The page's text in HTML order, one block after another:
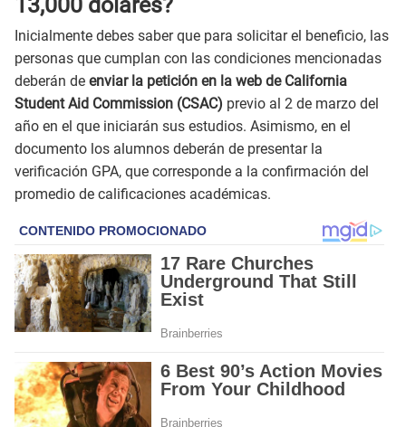
Inicialmente debes saber que para solicitar el beneficio, las
personas que cumplan con las condiciones mencionadas
deberán de enviar la petición en la web de California
Student Aid Commission (CSAC) previo al 2 de marzo del
año en el que iniciarán sus estudios. Asimismo, en el
documento los alumnos deberán de presentar la
verificación GPA, que corresponde a la confirmación del
promedio de calificaciones académicas.